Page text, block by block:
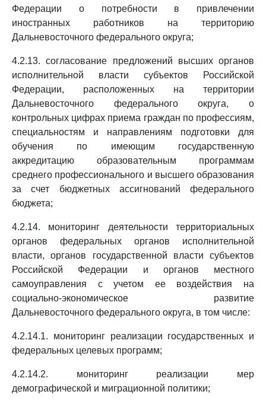
Федерации о потребности в привлечении
иностранных работников на территорию
Дальневосточного федерального округа;
4.2.13. согласование предложений высших органов
исполнительной власти субъектов Российской
Федерации, расположенных на территории
Дальневосточного федерального округа, о
контрольных цифрах приема граждан по профессиям,
специальностям и направлениям подготовки для
обучения по имеющим государственную
аккредитацию образовательным программам
среднего профессионального и высшего образования
за счет бюджетных ассигнований федерального
бюджета;
4.2.14. мониторинг деятельности территориальных
органов федеральных органов исполнительной
власти, органов государственной власти субъектов
Российской Федерации и органов местного
самоуправления с учетом ее воздействия на
социально-экономическое развитие
Дальневосточного федерального округа, в том числе:
4.2.14.1. мониторинг реализации государственных и
федеральных целевых программ;
4.2.14.2. мониторинг реализации мер
демографической и миграционной политики;